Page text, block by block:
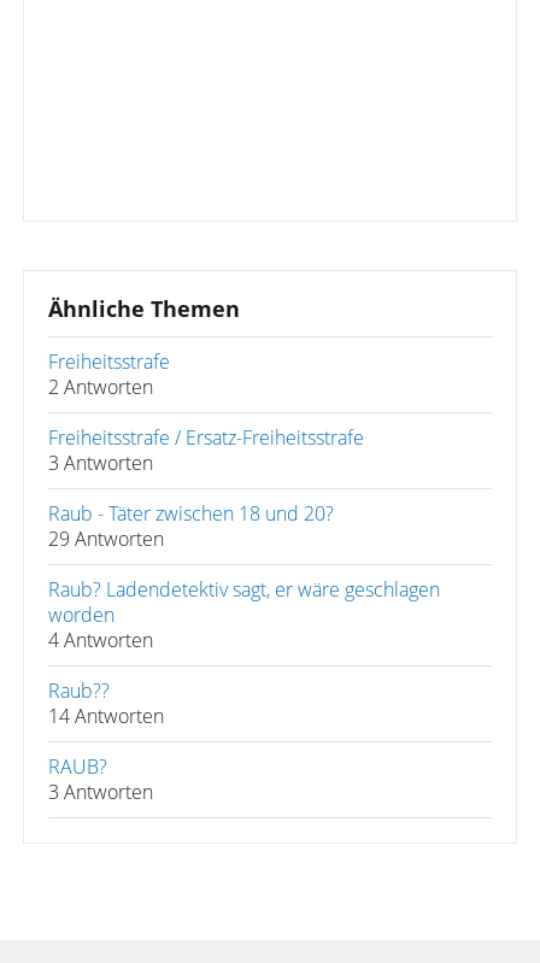
Ähnliche Themen
Freiheitsstrafe
2 Antworten
Freiheitsstrafe / Ersatz-Freiheitsstrafe
3 Antworten
Raub - Täter zwischen 18 und 20?
29 Antworten
Raub? Ladendetektiv sagt, er wäre geschlagen
worden
4 Antworten
Raub??
14 Antworten
RAUB?
3 Antworten